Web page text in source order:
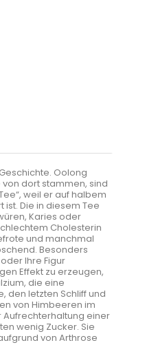
Oolong
dort stammen, sind
weil er auf halbem
Die in diesem Tee
Karies oder
Cholesterin
und manchmal
Besonders
Ihre Figur
Effekt zu erzeugen,
die eine
den letzten Schliff und
von Himbeeren im
Aufrechterhaltung einer
wenig Zucker. Sie
von Arthrose